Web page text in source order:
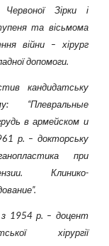
Зірки і
та вісьмома
війни – хірург
допомоги.
кандидатську
“Плевраль­ные
в армейском и
р. – докторську
при
Клинико-
1954 р. – доцент
хірургії